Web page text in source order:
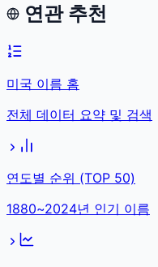
연관 추천
미국 이름 홈
전체 데이터 요약 및 검색
연도별 순위 (TOP 50)
1880~2024년 인기 이름